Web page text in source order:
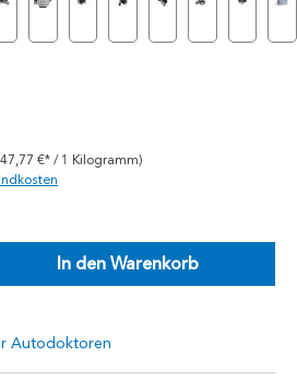
€* / 1 Kilogramm)
In den Warenkorb